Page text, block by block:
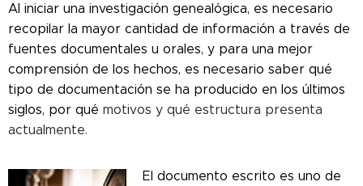
Al iniciar una investigación genealógica, es necesario
recopilar la mayor cantidad de información a través de
fuentes documentales u orales, y para una mejor
comprensión de los hechos, es necesario saber qué
tipo de documentación se ha producido en los últimos
siglos, por qué motivos y qué estructura presenta
actualmente.
El documento escrito es uno de